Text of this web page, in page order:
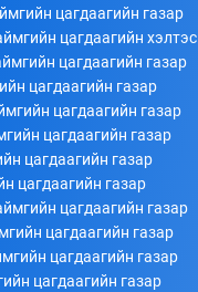
цагдаагийн газар
цагдаагийн хэлтэс
цагдаагийн газар
цагдаагийн газар
цагдаагийн газар
цагдаагийн газар
цагдаагийн газар
цагдаагийн газар
цагдаагийн газар
цагдаагийн газар
цагдаагийн газар
цагдаагийн газар